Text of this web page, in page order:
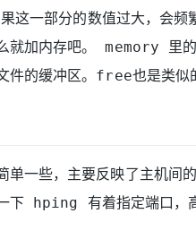
一部分的数值过大，会频
就加内存吧。 memory
件的缓冲区。free也是类似
单一些，主要反映了主机间
一下 hping 有着指定端口